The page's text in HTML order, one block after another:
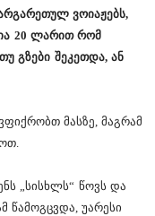
ვოიაჟებს,
20 ლარით რომ
გზები შეკეთდა, ან
მასზე, მაგრამ
„სისხლს“ წოვს და
წამოგცვდა, უარესი